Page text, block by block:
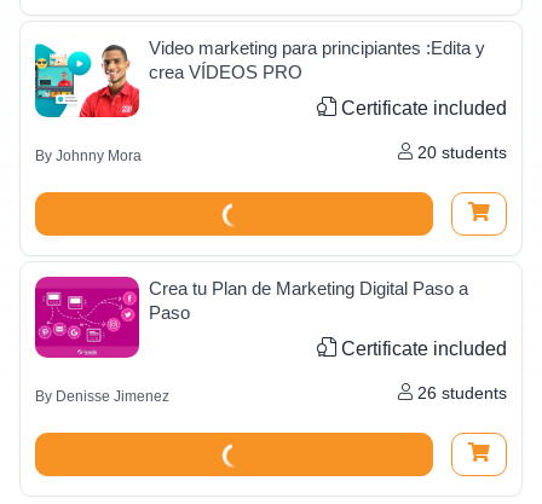
Video marketing para principiantes :Edita y
crea VÍDEOS PRO
Certificate included
By Johnny Mora 20 students
Crea tu Plan de Marketing Digital Paso a
Paso
Certificate included
By Denisse Jimenez 26 students